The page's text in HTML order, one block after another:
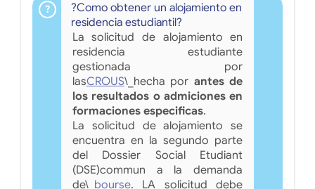
?Como obtener un alojamiento en
residencia estudiantil?
La solicitud de alojamiento en
residencia estudiante
gestionada por
lasCROUS\_hecha por antes de
los resultados o admiciones en
formaciones especificas.
La solicitud de alojamiento se
encuentra en la segundo parte
del Dossier Social Etudiant
(DSE)commun a la demanda
de\_ bourse. LA solicitud debe